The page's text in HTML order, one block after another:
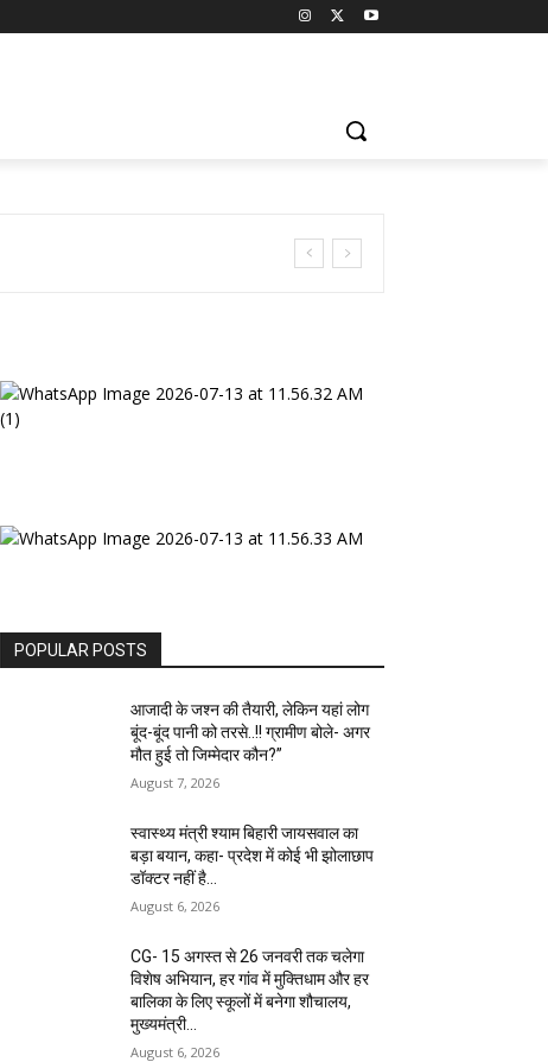
POPULAR POSTS
आजादी के जश्न की तैयारी, लेकिन यहां लोग
बूंद-बूंद पानी को तरसे..!! ग्रामीण बोले- अगर
मौत हुई तो जिम्मेदार कौन?”
August 7, 2026
स्वास्थ्य मंत्री श्याम बिहारी जायसवाल का
बड़ा बयान, कहा- प्रदेश में कोई भी झोलाछाप
डॉक्टर नहीं है…
August 6, 2026
CG- 15 अगस्त से 26 जनवरी तक चलेगा
विशेष अभियान, हर गांव में मुक्तिधाम और हर
बालिका के लिए स्कूलों में बनेगा शौचालय,
मुख्यमंत्री...
August 6, 2026